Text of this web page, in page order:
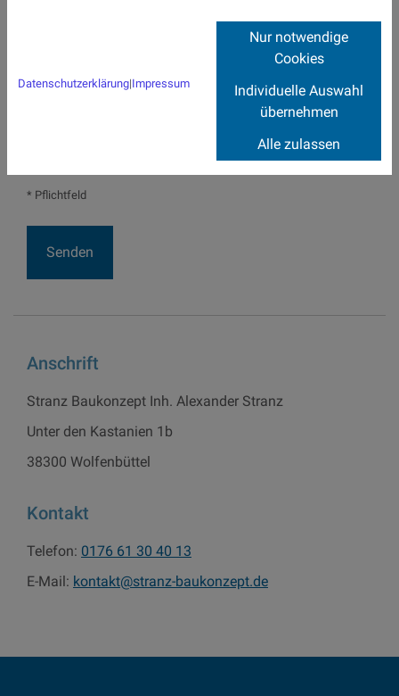
Ich habe die Datenschutzerklärung zur Kenntnis
* Pflichtfeld
Anschrift
Stranz Baukonzept Inh. Alexander Stranz
Unter den Kastanien 1b
38300 Wolfenbüttel
Kontakt
Telefon: 0176 61 30 40 13
E-Mail: kontakt@stranz-baukonzept.de
Datenschutzerklärung|Impressum
Nur notwendige
Cookies
Individuelle Auswahl
übernehmen
Alle zulassen